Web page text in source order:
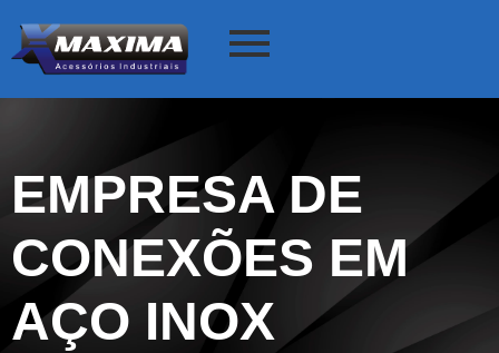
EMPRESA DE
CONEXÕES EM
AÇO INOX